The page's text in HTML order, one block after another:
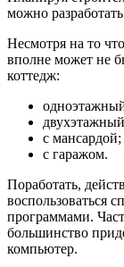
можно
Несмотря на то
вполне может не
коттедж:
с мансардой;
с гаражом.
Поработать,
воспользоваться
программами.
большинство
компьютер.